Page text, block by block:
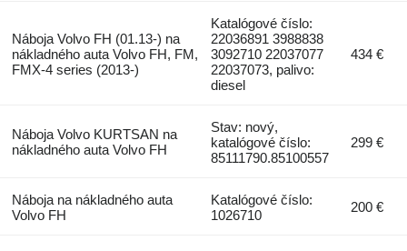
Náboja Volvo FH (01.13-) na
nákladného auta Volvo FH, FM,
FMX-4 series (2013-)
Katalógové číslo:
22036891 3988838
3092710 22037077
22037073, palivo:
diesel
434 €
Náboja Volvo KURTSAN na
nákladného auta Volvo FH
Stav: nový,
katalógové číslo:
85111790.85100557
299 €
Náboja na nákladného auta
Volvo FH
Katalógové číslo:
1026710
200 €